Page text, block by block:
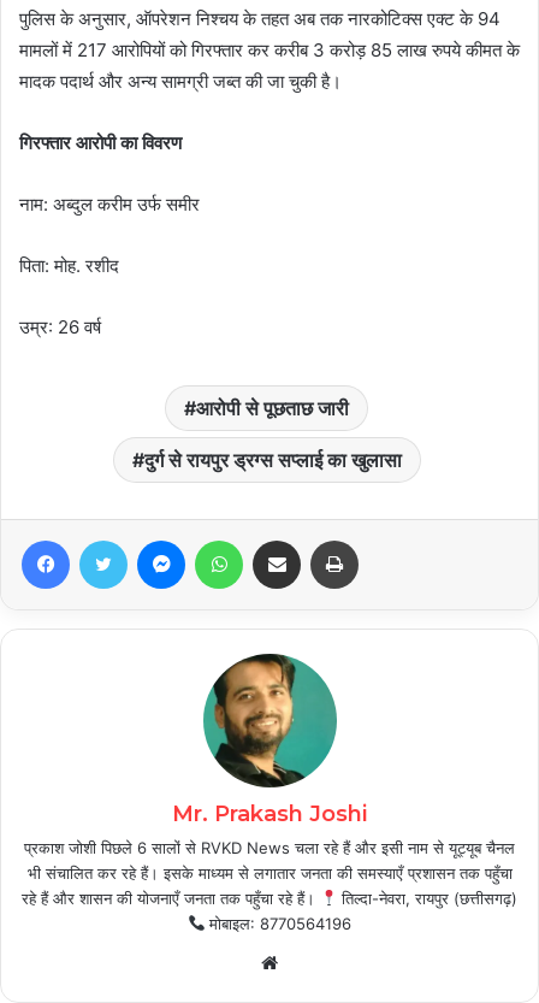
पुलिस के अनुसार, ऑपरेशन निश्चय के तहत अब तक नारकोटिक्स एक्ट के 94
मामलों में 217 आरोपियों को गिरफ्तार कर करीब 3 करोड़ 85 लाख रुपये कीमत के
मादक पदार्थ और अन्य सामग्री जब्त की जा चुकी है।
गिरफ्तार आरोपी का विवरण
नाम: अब्दुल करीम उर्फ समीर
पिता: मोह. रशीद
उम्र: 26 वर्ष
आरोपी से पूछताछ जारी
दुर्ग से रायपुर ड्रग्स सप्लाई का खुलासा
FacebookTwitter MessengerWhatsAppShare via Email
Mr. Prakash Joshi
प्रकाश जोशी पिछले 6 सालों से RVKD News चला रहे हैं और इसी नाम से यूट्यूब चैनल
भी संचालित कर रहे हैं। इसके माध्यम से लगातार जनता की समस्याएँ प्रशासन तक पहुँचा
रहे हैं और शासन की योजनाएँ जनता तक पहुँचा रहे हैं।
तिल्दा-नेवरा, रायपुर (छत्तीसगढ़)
मोबाइल: 8770564196
Website